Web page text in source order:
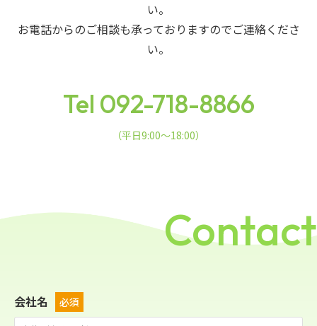
い。
お電話からのご相談も承っておりますのでご連絡くださ
い。
Tel 092-718-8866
（平日9:00〜18:00）
Contact
会社名 必須